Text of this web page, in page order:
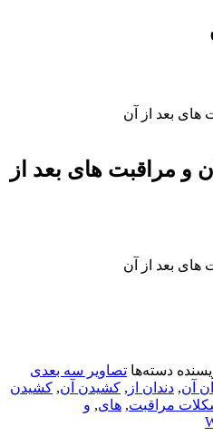
بعد از آن
و مراقبت های بعد از
بعد از آن
دسته‌ها تصاویر سه بعدی
آن, دندان از , کشیدن آن, کشیدن
مراقبت, های, و